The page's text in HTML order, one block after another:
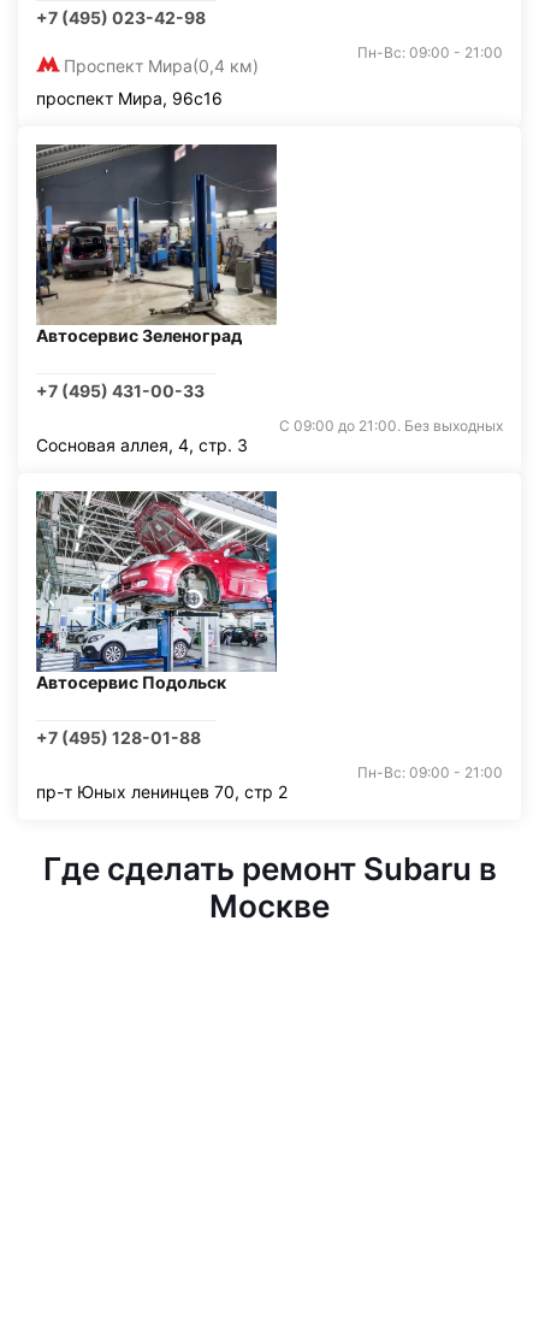
+7 (495) 023-42-98
Проспект Мира(0,4 км)
Пн-Вс: 09:00 - 21:00
проспект Мира, 96с16
Автосервис Зеленоград
+7 (495) 431-00-33
С 09:00 до 21:00. Без выходных
Сосновая аллея, 4, стр. 3
Автосервис Подольск
+7 (495) 128-01-88
Пн-Вс: 09:00 - 21:00
пр-т Юных ленинцев 70, стр 2
Где сделать ремонт Subaru в
Москве